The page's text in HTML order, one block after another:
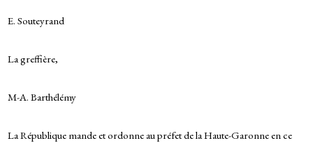
E. Souteyrand
La greffière,
M-A. Barthélémy
La République mande et ordonne au préfet de la Haute-Garonne en ce